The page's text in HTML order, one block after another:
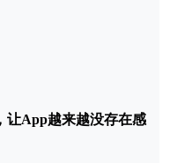
让App越来越没存在感